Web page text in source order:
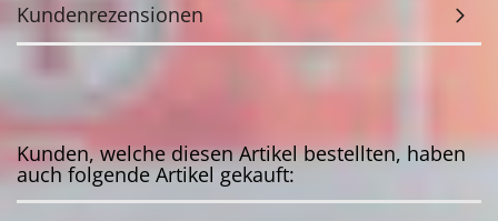
Kundenrezensionen
Kunden, welche diesen Artikel bestellten, haben
auch folgende Artikel gekauft: